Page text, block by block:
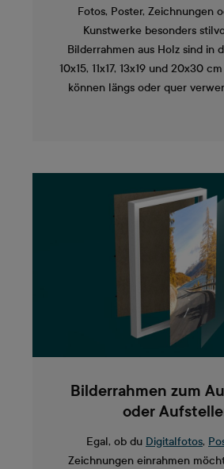
Fotos, Poster, Zeichnungen
Kunstwerke besonders
Bilderrahmen aus Holz sind in
10x15, 11x17, 13x19 und 20x30
können längs oder quer
Bilderrahmen zum
oder
Egal, ob du Digitalfotos,
Zeichnungen einrahmen